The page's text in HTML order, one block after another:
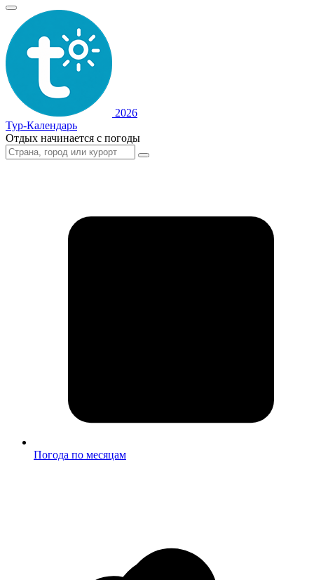
2026
Тур-Календарь
Отдых начинается с погоды
Погода по месяцам